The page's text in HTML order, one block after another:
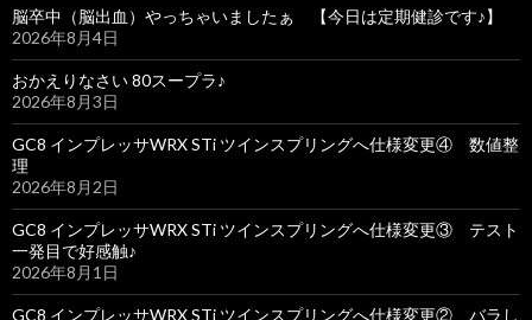
脳卒中（脳出血）やっちゃいましたぁ 【今日は定期健診です♪】
2026年8月4日
おかえりなさい 80スープラ♪
2026年8月3日
GC8 インプレッサWRX STi ツインスプリングへ仕様変更④ 数値整
理
2026年8月2日
GC8 インプレッサWRX STi ツインスプリングへ仕様変更③ テスト
一発目で好感触♪
2026年8月1日
GC8 インプレッサWRX STi ツインスプリングへ仕様変更② バラし